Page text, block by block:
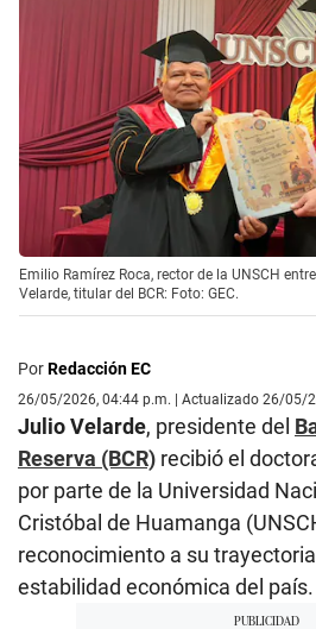
Emilio Ramírez Roca, rector de la UNSCH
Velarde, titular del BCR: Foto: GEC.
PorRedacción EC
26/05/2026, 04:44 p.m. | Actualizado 26/05/
Julio Velarde, presidente del
Reserva (BCR) recibió el
por parte de la Universidad
Cristóbal de Huamanga
reconocimiento a su
estabilidad económica del país.